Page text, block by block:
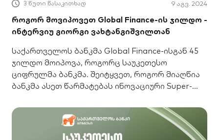
3 წუთი წასაკითხად 9 აგვ. 2024
როგორ მოვიპოვეთ Global Finance-ის ჯილდო -
ინტერვიუ გიორგი ვახტანგიშვილთან
საქართველოს ბანკმა Global Finance-ისგან 45
ჯილდო მოიპოვა, როგორც საუკეთესო
ციფრულმა ბანკმა. შეიტყვეთ, როგორ მიაღწია
ბანკმა ასეთ წარმატებას ინოვაციური Super-